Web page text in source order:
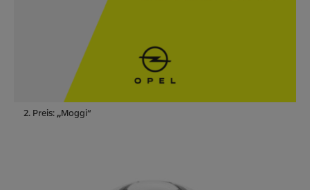
2. Preis:„Moggi“